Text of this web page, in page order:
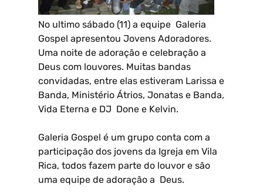
No ultimo sábado (11) a equipe Galeria
Gospel apresentou Jovens Adoradores.
Uma noite de adoração e celebração a
Deus com louvores. Muitas bandas
convidadas, entre elas estiveram Larissa e
Banda, Ministério Átrios, Jonatas e Banda,
Vida Eterna e DJ Done e Kelvin.
Galeria Gospel é um grupo conta com a
participação dos jovens da Igreja em Vila
Rica, todos fazem parte do louvor e são
uma equipe de adoração a Deus.